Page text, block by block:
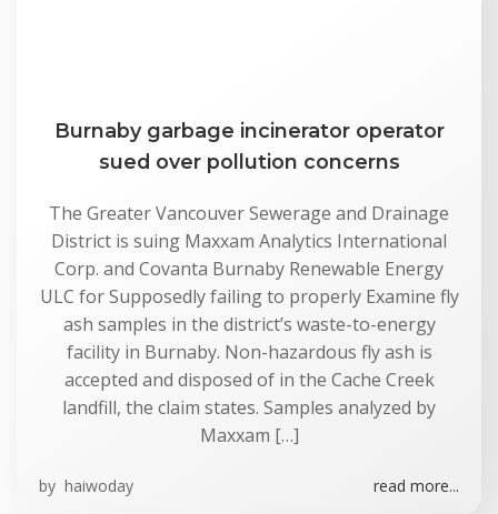
Burnaby garbage incinerator operator
sued over pollution concerns
The Greater Vancouver Sewerage and Drainage
District is suing Maxxam Analytics International
Corp. and Covanta Burnaby Renewable Energy
ULC for Supposedly failing to properly Examine fly
ash samples in the district’s waste-to-energy
facility in Burnaby. Non-hazardous fly ash is
accepted and disposed of in the Cache Creek
landfill, the claim states. Samples analyzed by
Maxxam […]
by haiwoday read more...